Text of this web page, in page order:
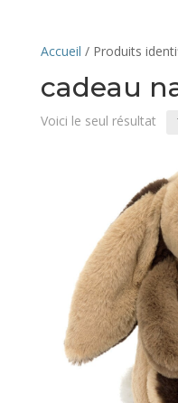
Accueil / Produits
cadeau
Voici le seul résultat